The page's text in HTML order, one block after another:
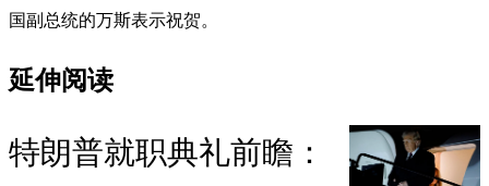
国副总统的万斯表示祝贺。
延伸阅读
特朗普就职典礼前瞻：